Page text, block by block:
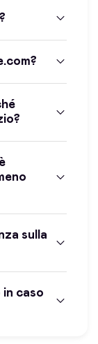
sulla
caso